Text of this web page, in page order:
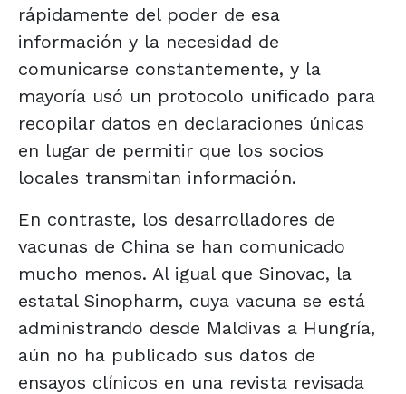
rápidamente del poder de esa
información y la necesidad de
comunicarse constantemente, y la
mayoría usó un protocolo unificado para
recopilar datos en declaraciones únicas
en lugar de permitir que los socios
locales transmitan información.
En contraste, los desarrolladores de
vacunas de China se han comunicado
mucho menos. Al igual que Sinovac, la
estatal Sinopharm, cuya vacuna se está
administrando desde Maldivas a Hungría,
aún no ha publicado sus datos de
ensayos clínicos en una revista revisada